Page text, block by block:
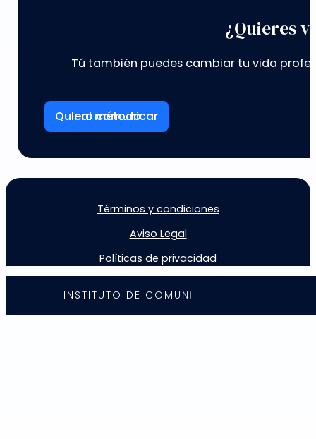
¿Quieres
Tú también puedes cambiar tu vida
Ir al método
Términos y condiciones
Aviso Legal
Políticas de privacidad
I N STITUTO D E C O M U N I